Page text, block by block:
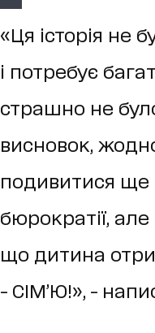
«Ця історія не
і потребує
страшно не
висновок,
подивитися ще
бюрократії,
що дитина
- СІМʼЮ!», -